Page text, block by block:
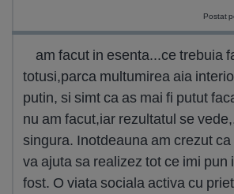
Postat
am facut in esenta...ce trebuia
totusi,parca multumirea aia
putin, si simt ca as mai fi putut
nu am facut,iar rezultatul se
singura. Inotdeauna am crezut
va ajuta sa realizez tot ce imi pun
fost. O viata sociala activa cu